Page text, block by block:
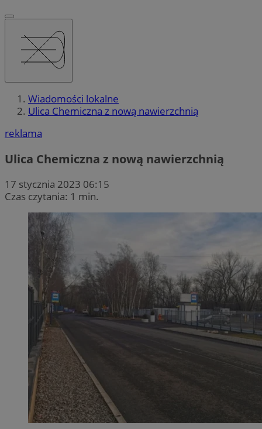
Wiadomości lokalne
Ulica Chemiczna z nową nawierzchnią
reklama
Ulica Chemiczna z nową nawierzchnią
17 stycznia 2023 06:15
Czas czytania: 1 min.